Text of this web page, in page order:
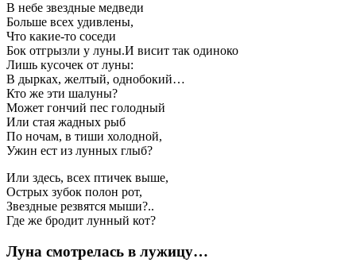
В небе звездные медведи
Больше всех удивлены,
Что какие-то соседи
Бок отгрызли у луны.И висит так одиноко
Лишь кусочек от луны:
В дырках, желтый, однобокий…
Кто же эти шалуны?
Может гончий пес голодный
Или стая жадных рыб
По ночам, в тиши холодной,
Ужин ест из лунных глыб?
Или здесь, всех птичек выше,
Острых зубок полон рот,
Звездные резвятся мыши?..
Где же бродит лунный кот?
Луна смотрелась в лужицу…